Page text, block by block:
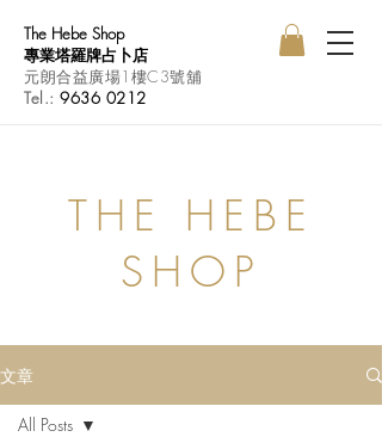
The Hebe Shop
專業塔羅牌占卜店
元朗合益廣場1樓C3號舖
Tel.:9636 0212
THE HEBE
SHOP
文章
All Posts